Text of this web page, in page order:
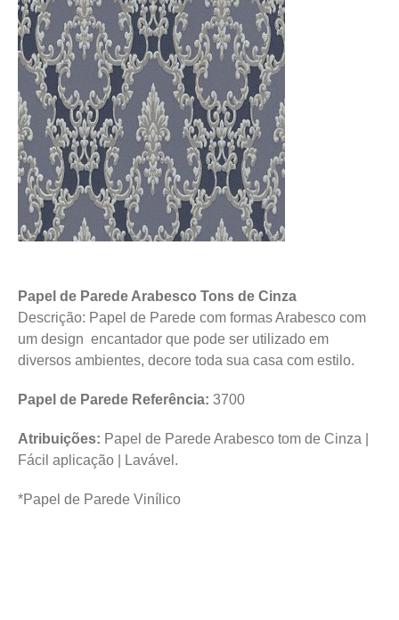
Papel de Parede Arabesco Tons de Cinza
Descrição: Papel de Parede com formas Arabesco com
um design encantador que pode ser utilizado em
diversos ambientes, decore toda sua casa com estilo.
Papel de Parede Referência: 3700
Atribuições: Papel de Parede Arabesco tom de Cinza |
Fácil aplicação | Lavável.
*Papel de Parede Vinílico